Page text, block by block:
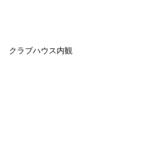
クラブハウス内観